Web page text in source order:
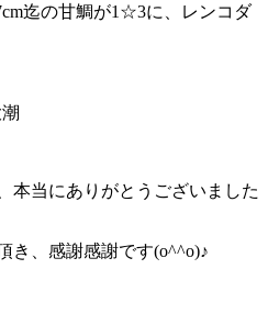
迄の甘鯛が1☆3に、レンコダ
本当にありがとうございました
き、感謝感謝です(o^^o)♪